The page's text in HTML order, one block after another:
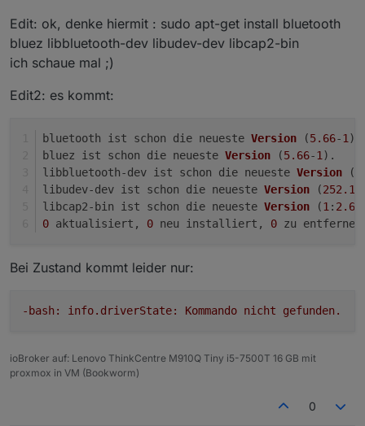
Edit: ok, denke hiermit : sudo apt-get install bluetooth
bluez libbluetooth-dev libudev-dev libcap2-bin
ich schaue mal ;)
Edit2: es kommt:
bluetooth ist schon die neueste Version (5.66-1 )
bluez ist schon die neueste Version (5.66-1 ) .
libbluetooth-dev ist schon die neueste Version (
libudev-dev ist schon die neueste Version (252.17
libcap2-bin ist schon die neueste Version (1 : 2.66
0 aktualisiert, 0 neu installiert, 0 zu
Bei Zustand kommt leider nur:
-bash: info.driverState: Kommando nicht gefunden.
ioBroker auf: Lenovo ThinkCentre M910Q Tiny i5-7500T 16 GB mit
proxmox in VM (Bookworm)
0